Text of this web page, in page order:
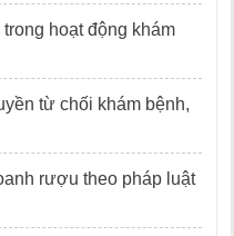
hoạt động khám
từ chối khám bệnh,
rượu theo pháp luật